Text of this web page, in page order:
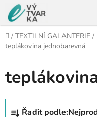
Přejít
na
obsah
Domů
/ TEXTILNÍ GALANTERIE /
teplákovina jednobarevná
Ř
Řadit podle: